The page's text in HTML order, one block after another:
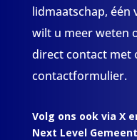
lidmaatschap, één
wilt u meer weten
direct contact met
contactformulier.
Volg ons ook via X
Next Level